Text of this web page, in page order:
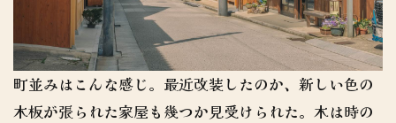
町並みはこんな感じ。最近改装したのか、新しい色の
木板が張られた家屋も幾つか見受けられた。木は時の